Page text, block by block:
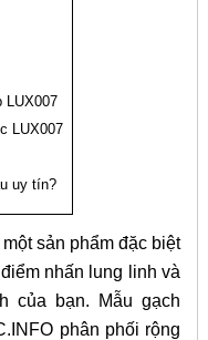
LUX007
LUX007
uy tín?
sản phẩm đặc biệt
nhấn lung linh và
của bạn. Mẫu gạch
phân phối rộng